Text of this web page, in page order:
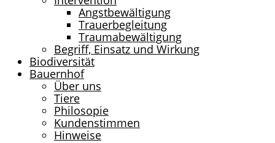
Angstbewältigung
Trauerbegleitung
Traumabewältigung
Begriff, Einsatz und Wirkung
Biodiversität
Bauernhof
Über uns
Tiere
Philosopie
Kundenstimmen
Hinweise